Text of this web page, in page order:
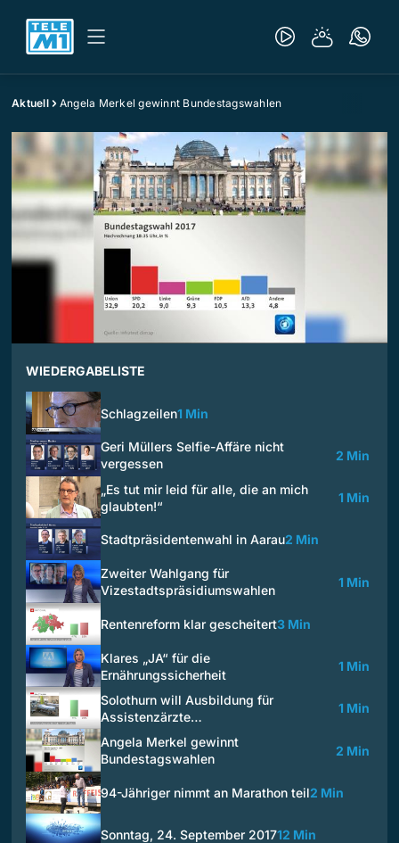
Aktuell Angela Merkel gewinnt Bundestagswahlen
WIEDERGABELISTE
Schlagzeilen1 Min
Geri Müllers Selfie-Affäre nicht
vergessen
2 Min
„Es tut mir leid für alle, die an mich
glaubten!“
1 Min
Stadtpräsidentenwahl in Aarau2 Min
Zweiter Wahlgang für
Vizestadtspräsidiumswahlen
1 Min
Rentenreform klar gescheitert3 Min
Klares „JA“ für die
Ernährungssicherheit
1 Min
Solothurn will Ausbildung für
Assistenzärzte…
1 Min
Angela Merkel gewinnt
Bundestagswahlen
2 Min
94-Jähriger nimmt an Marathon teil2 Min
Sonntag, 24. September 201712 Min